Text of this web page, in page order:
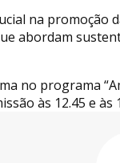
na promoção
abordam
no programa
às 12.45 e